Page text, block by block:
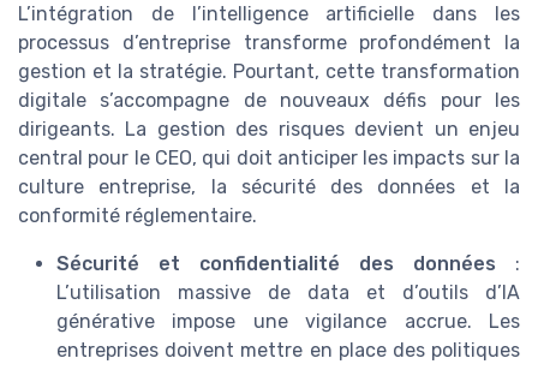
L’intégration de l’intelligence artificielle dans les
processus d’entreprise transforme profondément la
gestion et la stratégie. Pourtant, cette transformation
digitale s’accompagne de nouveaux défis pour les
dirigeants. La gestion des risques devient un enjeu
central pour le CEO, qui doit anticiper les impacts sur la
culture entreprise, la sécurité des données et la
conformité réglementaire.
Sécurité et confidentialité des données :
L’utilisation massive de data et d’outils d’IA
générative impose une vigilance accrue. Les
entreprises doivent mettre en place des politiques